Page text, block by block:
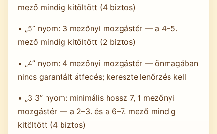
mező mindig kitöltött (4 biztos)
• „5” nyom: 3 mezőnyi mozgástér — a 4–5.
mező mindig kitöltött (2 biztos)
• „4” nyom: 4 mezőnyi mozgástér — önmagában
nincs garantált átfedés; keresztellenőrzés kell
• „3 3” nyom: minimális hossz 7, 1 mezőnyi
mozgástér — a 2–3. és a 6–7. mező mindig
kitöltött (4 biztos)